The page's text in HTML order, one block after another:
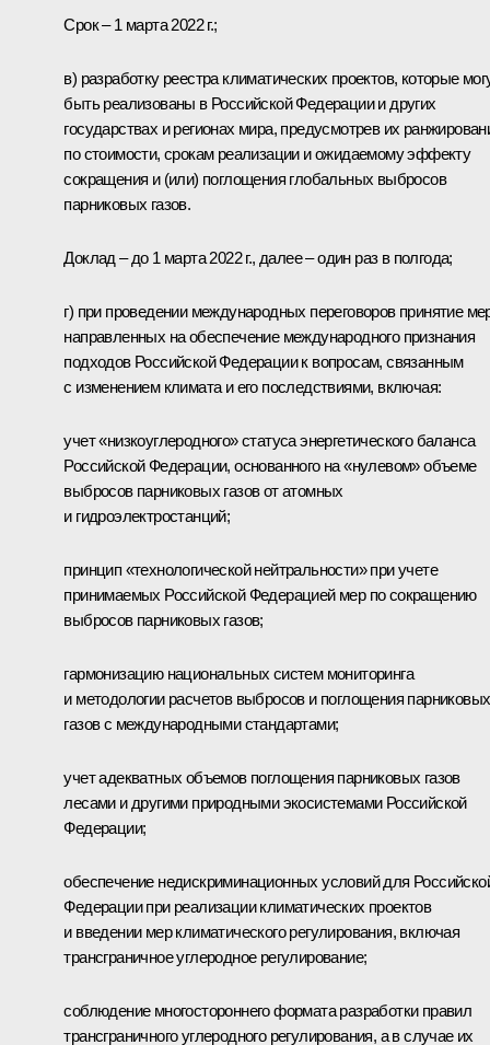
Срок – 1 марта 2022 г.;
в) разработку реестра климатических проектов, которые
быть реализованы в Российской Федерации и других
государствах и регионах мира, предусмотрев их
по стоимости, срокам реализации и ожидаемому эффекту
сокращения и (или) поглощения глобальных выбросов
парниковых газов.
Доклад – до 1 марта 2022 г., далее – один раз в полгода;
г) при проведении международных переговоров принятие
направленных на обеспечение международного признания
подходов Российской Федерации к вопросам, связанным
с изменением климата и его последствиями, включая:
учет «низкоуглеродного» статуса энергетического баланса
Российской Федерации, основанного на «нулевом» объеме
выбросов парниковых газов от атомных
и гидроэлектростанций;
принцип «технологической нейтральности» при учете
принимаемых Российской Федерацией мер по сокращению
выбросов парниковых газов;
гармонизацию национальных систем мониторинга
и методологии расчетов выбросов и поглощения парниковых
газов с международными стандартами;
учет адекватных объемов поглощения парниковых газов
лесами и другими природными экосистемами Российской
Федерации;
обеспечение недискриминационных условий для
Федерации при реализации климатических проектов
и введении мер климатического регулирования, включая
трансграничное углеродное регулирование;
соблюдение многостороннего формата разработки правил
трансграничного углеродного регулирования, а в случае их